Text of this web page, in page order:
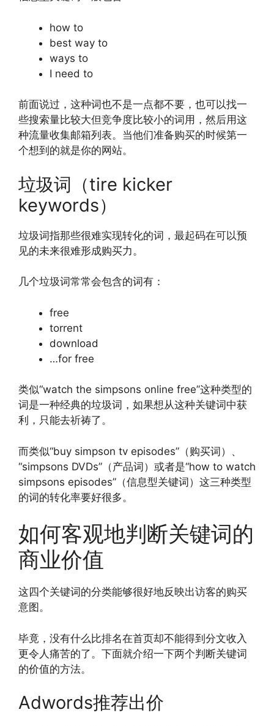
how to
best way to
ways to
I need to
前面说过，这种词也不是一点都不要，也可以找一
些搜索量比较大但竞争度比较小的词用，然后用这
种流量收集邮箱列表。当他们准备购买的时候第一
个想到的就是你的网站。
垃圾词（tire kicker
keywords）
垃圾词指那些很难实现转化的词，最起码在可以预
见的未来很难形成购买力。
几个垃圾词常常会包含的词有：
free
torrent
download
…for free
类似“watch the simpsons online free”这种类型的
词是一种经典的垃圾词，如果想从这种关键词中获
利，只能去祈祷了。
而类似“buy simpson tv episodes”（购买词）、
“simpsons DVDs”（产品词）或者是“how to watch
simpsons episodes”（信息型关键词）这三种类型
的词的转化率要好很多。
如何客观地判断关键词的
商业价值
这四个关键词的分类能够很好地反映出访客的购买
意图。
毕竟，没有什么比排名在首页却不能得到分文收入
更令人痛苦的了。下面就介绍一下两个判断关键词
的价值的方法。
Adwords推荐出价